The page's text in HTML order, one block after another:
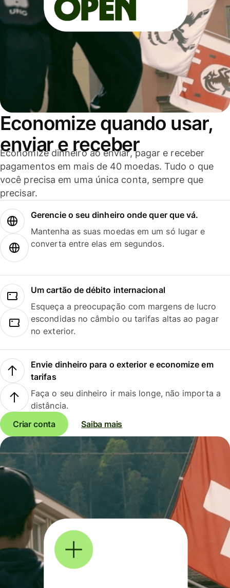
Economize quando usar,
enviar e receber
Economize dinheiro ao enviar, pagar e receber
pagamentos em mais de 40 moedas. Tudo o que
você precisa em uma única conta, sempre que
precisar.
Gerencie o seu dinheiro onde quer que vá.
Mantenha as suas moedas em um só lugar e
converta entre elas em segundos.
Um cartão de débito internacional
Esqueça a preocupação com margens de lucro
escondidas no câmbio ou tarifas altas ao pagar
no exterior.
Envie dinheiro para o exterior e economize em
tarifas
Faça o seu dinheiro ir mais longe, não importa a
distância.
Criar conta
Saiba mais